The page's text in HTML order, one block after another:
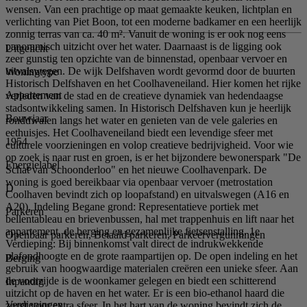
wensen. Van een prachtige op maat gemaakte keuken, lichtplan en
verlichting van Piet Boon, tot een moderne badkamer en een heerlijk
zonnig terras van ca. 40 m². Vanuit de woning is er ook nog eens
panoramisch uitzicht over het water. Daarnaast is de ligging ook
zeer gunstig ten opzichte van de binnenstad, openbaar vervoer en
uitvalswegen. De wijk Delfshaven wordt gevormd door de buurten
Historisch Delfshaven en het Coolhaveneiland. Hier komen het rijke
verleden van de stad en de creatieve dynamiek van hedendaagse
stadsontwikkeling samen. In Historisch Delfshaven kun je heerlijk
ronddwalen langs het water en genieten van de vele galeries en
eethuisjes. Het Coolhaveneiland biedt een levendige sfeer met
culturele voorzieningen en volop creatieve bedrijvigheid. Voor wie
op zoek is naar rust en groen, is er het bijzondere bewonerspark "De
Schat van Schoonderloo" en het nieuwe Coolhavenpark. De
woning is goed bereikbaar via openbaar vervoer (metrostation
Coolhaven bevindt zich op loopafstand) en uitvalswegen (A16 en
A20). Indeling Begane grond: Representatieve portiek met
bellentableau en brievenbussen, hal met trappenhuis en lift naar het
appartement, de berging en gezamenlijke fietsenstalling. 1e
Verdieping: Bij binnenkomst valt direct de indrukwekkende
plafondhoogte en de grote raampartijen op. De open indeling en het
gebruik van hoogwaardige materialen creëren een unieke sfeer. Aan
de voorzijde is de woonkamer gelegen en biedt een schitterend
uitzicht op de haven en het water. Er is een bio-ethanol haard die
Uitgelicht
Woningtype
Appartement
Bouwjaar
1954
Energielabel
D
Parkeren
Openbaar parkeren, Betaald parkeren, Parkeervergunningen
Berging
Inpandig
Verdiepingen